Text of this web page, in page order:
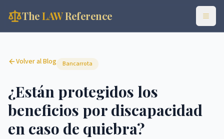
TheLAWReference
Volver al Blog Bancarrota
¿Están protegidos los
beneficios por discapacidad
en caso de quiebra?